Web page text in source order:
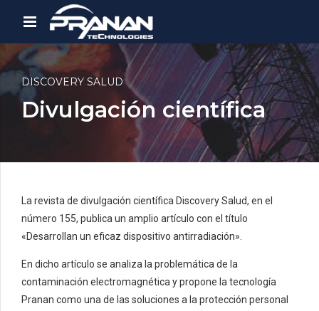
DISCOVERY SALUD
Divulgación científica
La revista de divulgación científica Discovery Salud, en el
número 155, publica un amplio artículo con el título
«Desarrollan un eficaz dispositivo antirradiación».
En dicho artículo se analiza la problemática de la
contaminación electromagnética y propone la tecnología
Pranan como una de las soluciones a la protección personal